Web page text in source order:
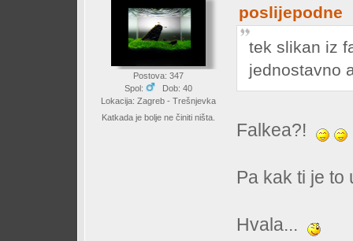
Postova: 347
Spol:
Dob: 40
Lokacija: Zagreb - Trešnjevka
Katkada je bolje ne činiti ništa.
poslijepodne
tek slikan iz
jednostavno
Falkea?!
Pa kak ti je
Hvala...